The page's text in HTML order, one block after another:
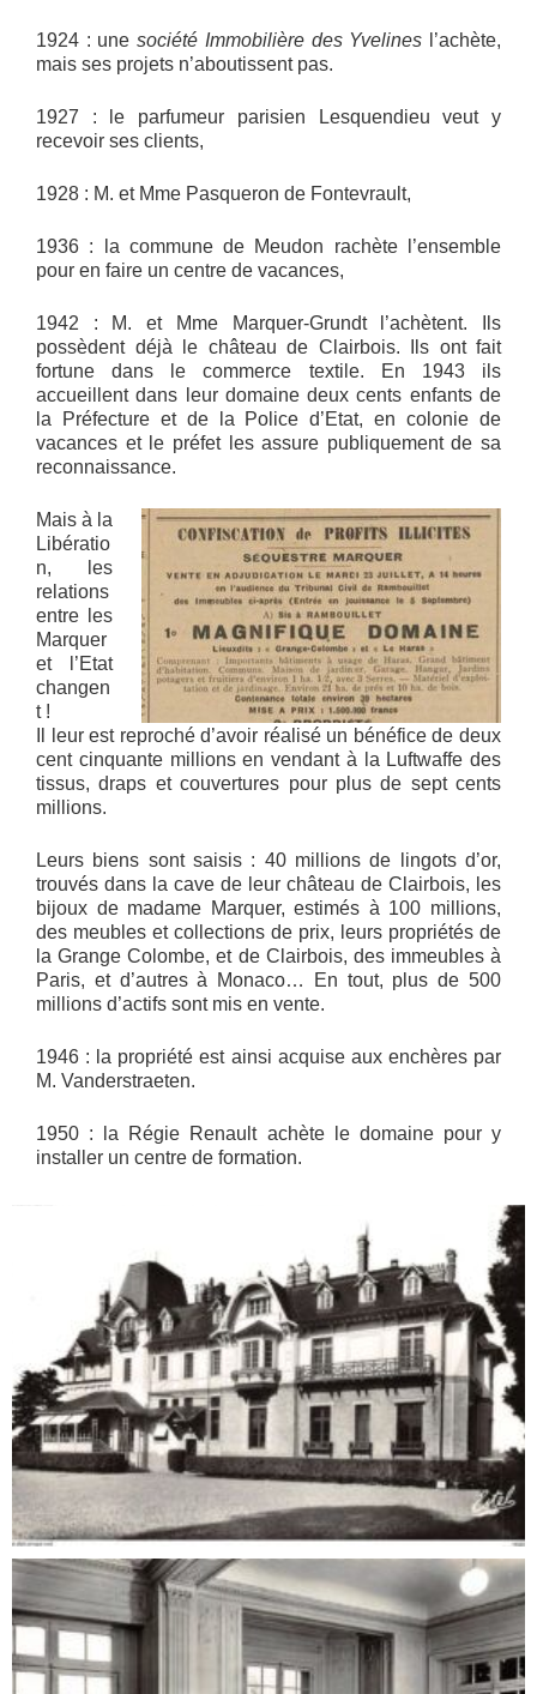
1924 : unesociété Immobilière des Yvelines l’achète,
mais ses projets n’aboutissent pas.
1927 : le parfumeur parisien Lesquendieu veut y
recevoir ses clients,
1928 : M. et Mme Pasqueron de Fontevrault,
1936 : la commune de Meudon rachète l’ensemble
pour en faire un centre de vacances,
1942 : M. et Mme Marquer-Grundt l’achètent. Ils
possèdent déjà le château de Clairbois. Ils ont fait
fortune dans le commerce textile. En 1943 ils
accueillent dans leur domaine deux cents enfants de
la Préfecture et de la Police d’Etat, en colonie de
vacances et le préfet les assure publiquement de sa
reconnaissance.
Mais à la
Libératio
n, les
relations
entre les
Marquer
et l’Etat
changen
t !
Il leur est reproché d’avoir réalisé un bénéfice de deux
cent cinquante millions en vendant à la Luftwaffe des
tissus, draps et couvertures pour plus de sept cents
millions.
Leurs biens sont saisis : 40 millions de lingots d’or,
trouvés dans la cave de leur château de Clairbois, les
bijoux de madame Marquer, estimés à 100 millions,
des meubles et collections de prix, leurs propriétés de
la Grange Colombe, et de Clairbois, des immeubles à
Paris, et d’autres à Monaco… En tout, plus de 500
millions d’actifs sont mis en vente.
1946 : la propriété est ainsi acquise aux enchères par
M. Vanderstraeten.
1950 : la Régie Renault achète le domaine pour y
installer un centre de formation.